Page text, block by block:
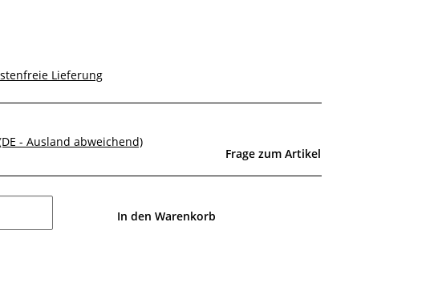
Lieferung
- Ausland abweichend)
Frage zum Artikel
In den Warenkorb